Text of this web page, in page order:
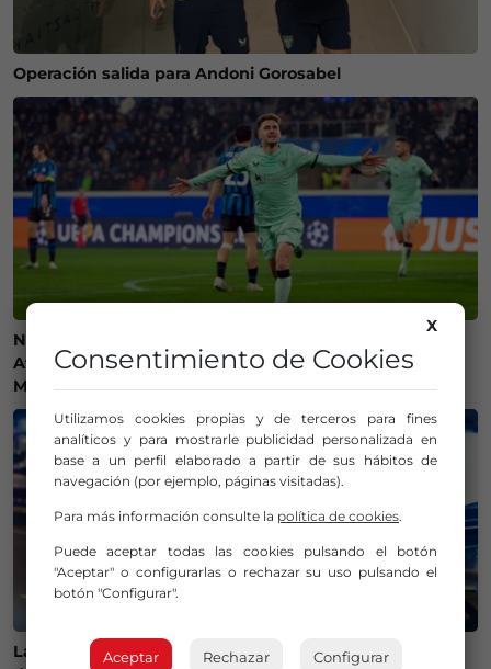
Operación salida para Andoni Gorosabel
Ni camisetas ni bufandas: prohibidos los símbolos del
Athletic Club en el amistoso ante el Olympique de
Marsella
La Policía Municipal de Bilbao intensifica los controles
X
Consentimiento de Cookies
Utilizamos cookies propias y de terceros para fines
analíticos y para mostrarle publicidad personalizada en
base a un perfil elaborado a partir de sus hábitos de
navegación (por ejemplo, páginas visitadas).
Para más información consulte la política de cookies.
Puede aceptar todas las cookies pulsando el botón
"Aceptar" o configurarlas o rechazar su uso pulsando el
botón "Configurar".
Aceptar Rechazar Configurar